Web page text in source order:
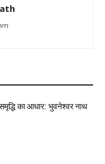
का आधार: भुवनेश्वर नाथ